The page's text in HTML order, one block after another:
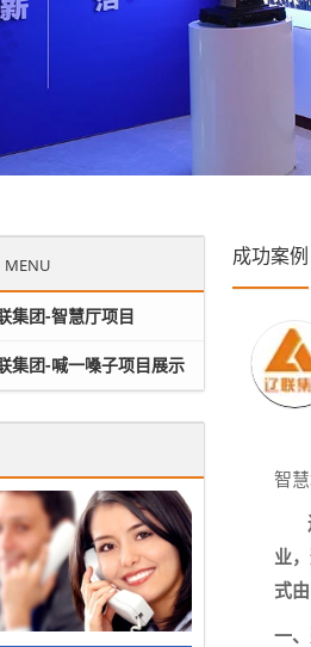
成功案例
智慧
辽
业
式
一
MENU
集团-智慧厅项目
集团-喊一嗓子项目展示